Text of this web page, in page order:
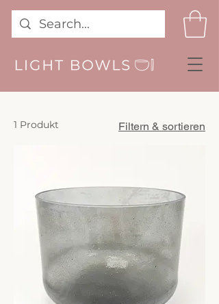
1 Produkt Filtern & sortieren